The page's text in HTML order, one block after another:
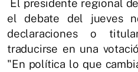
El presidente regional
el debate del jueves
declaraciones o
traducirse en una
"En política lo que